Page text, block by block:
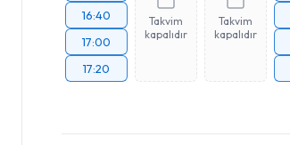
16:40
17:00
17:20
Takvim
kapalıdır
Takvim
kapalıdır